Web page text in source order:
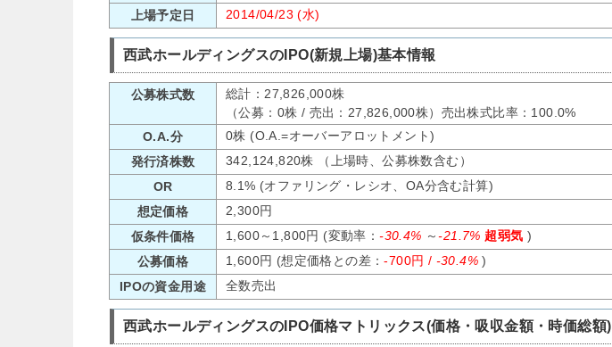
上場予定日
2014/04/23 (水)
西武ホールディングスのIPO(新規上場)基本情報
公募株式数
総計：27,826,000株
（公募：0株 / 売出：27,826,000株）売出株式比率：100.0%
O.A.分
0株 (O.A.=オーバーアロットメント)
発行済株数
342,124,820株 （上場時、公募株数含む）
OR
8.1% (オファリング・レシオ、OA分含む計算)
想定価格
2,300円
仮条件価格
1,600～1,800円 (変動率：-30.4% ～-21.7% 超弱気 )
公募価格
1,600円 (想定価格との差：-700円 / -30.4% )
IPOの資金用途
全数売出
西武ホールディングスのIPO価格マトリックス(価格・吸収金額・時価総額)